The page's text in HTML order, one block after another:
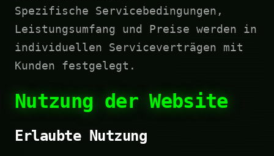
Spezifische Servicebedingungen,
Leistungsumfang und Preise werden in
individuellen Serviceverträgen mit
Kunden festgelegt.
Nutzung der Website
Erlaubte Nutzung